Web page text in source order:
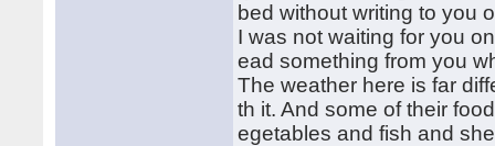
bed without writing to you
I was not waiting for you
ead something from you
The weather here is far
th it. And some of their
egetables and fish and